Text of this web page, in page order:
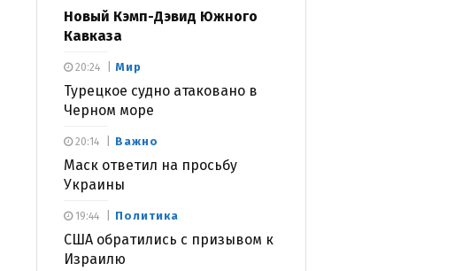
Новый Кэмп-Дэвид Южного
Кавказа
Мир
Турецкое судно атаковано в
Черном море
20:24
Важно
Маск ответил на просьбу
Украины
20:14
Политика
США обратились с призывом к
Израилю
19:44